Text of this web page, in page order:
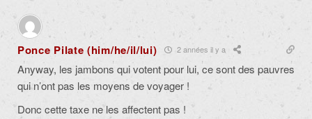
Ponce Pilate (him/he/il/lui) 2 années il y a
Anyway, les jambons qui votent pour lui, ce sont des pauvres
qui n’ont pas les moyens de voyager !
Donc cette taxe ne les affectent pas !